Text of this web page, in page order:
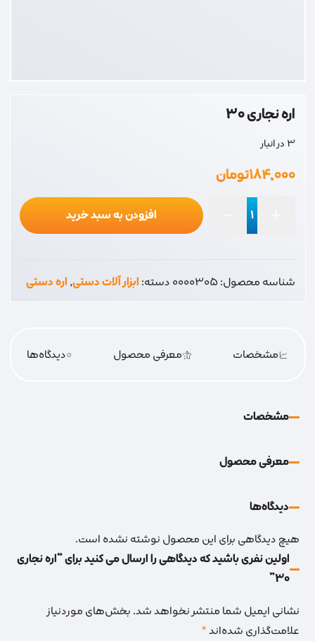
اره نجاری 30
3 در انبار
۱۸۴,۰۰۰تومان
عدد
افزودن به سبد خرید
شناسه محصول:0000305دسته:ابزار آلات دستی,اره دستی
مشخصات معرفی محصول 0دیدگاه‌‌ها
مشخصات
معرفی محصول
دیدگاه‌‌ها
هیچ دیدگاهی برای این محصول نوشته نشده است.
اولین نفری باشید که دیدگاهی را ارسال می کنید برای “اره نجاری
30”
نشانی ایمیل شما منتشر نخواهد شد.بخش‌های موردنیاز
علامت‌گذاری شده‌اند*